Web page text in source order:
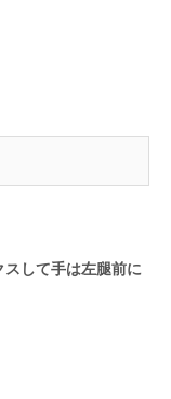
スして手は左腿前に